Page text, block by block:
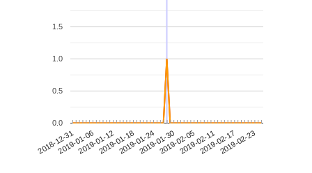
2018-12-312019-01-062019-01-122019-01-182019-01-242019-01-302019-02-052019-02-112019-02-172019-02-23
0.0
0.5
1.0
1.5